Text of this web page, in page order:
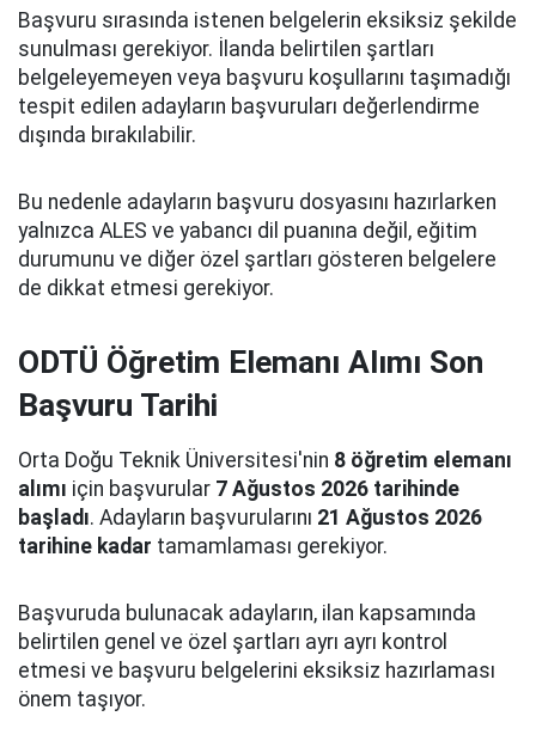
Başvuru sırasında istenen belgelerin eksiksiz şekilde
sunulması gerekiyor. İlanda belirtilen şartları
belgeleyemeyen veya başvuru koşullarını taşımadığı
tespit edilen adayların başvuruları değerlendirme
dışında bırakılabilir.
Bu nedenle adayların başvuru dosyasını hazırlarken
yalnızca ALES ve yabancı dil puanına değil, eğitim
durumunu ve diğer özel şartları gösteren belgelere
de dikkat etmesi gerekiyor.
ODTÜ Öğretim Elemanı Alımı Son
Başvuru Tarihi
Orta Doğu Teknik Üniversitesi'nin 8 öğretim elemanı
alımı için başvurular 7 Ağustos 2026 tarihinde
başladı. Adayların başvurularını 21 Ağustos 2026
tarihine kadar tamamlaması gerekiyor.
Başvuruda bulunacak adayların, ilan kapsamında
belirtilen genel ve özel şartları ayrı ayrı kontrol
etmesi ve başvuru belgelerini eksiksiz hazırlaması
önem taşıyor.